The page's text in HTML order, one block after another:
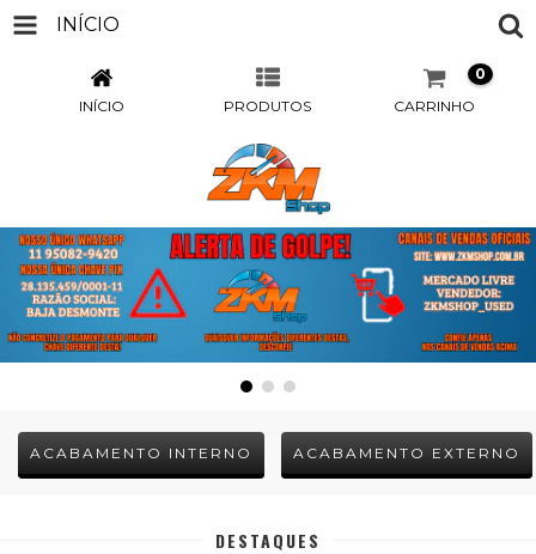
INÍCIO
INÍCIO PRODUTOS CARRINHO
0
ACABAMENTO INTERNO ACABAMENTO EXTERNO
DESTAQUES